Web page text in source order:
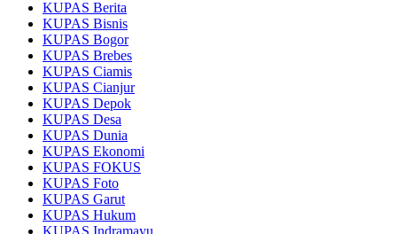
KUPAS Berita
KUPAS Bisnis
KUPAS Bogor
KUPAS Brebes
KUPAS Ciamis
KUPAS Cianjur
KUPAS Depok
KUPAS Desa
KUPAS Dunia
KUPAS Ekonomi
KUPAS FOKUS
KUPAS Foto
KUPAS Garut
KUPAS Hukum
KUPAS Indramayu